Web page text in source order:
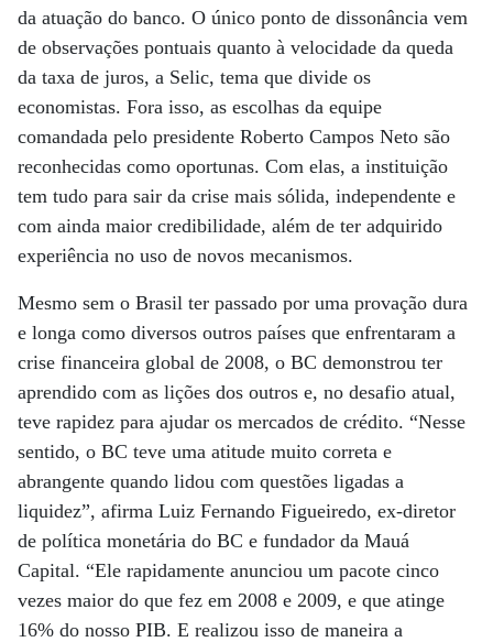
da atuação do banco. O único ponto de dissonância vem
de observações pontuais quanto à velocidade da queda
da taxa de juros, a Selic, tema que divide os
economistas. Fora isso, as escolhas da equipe
comandada pelo presidente Roberto Campos Neto são
reconhecidas como oportunas. Com elas, a instituição
tem tudo para sair da crise mais sólida, independente e
com ainda maior credibilidade, além de ter adquirido
experiência no uso de novos mecanismos.
Mesmo sem o Brasil ter passado por uma provação dura
e longa como diversos outros países que enfrentaram a
crise financeira global de 2008, o BC demonstrou ter
aprendido com as lições dos outros e, no desafio atual,
teve rapidez para ajudar os mercados de crédito. “Nesse
sentido, o BC teve uma atitude muito correta e
abrangente quando lidou com questões ligadas a
liquidez”, afirma Luiz Fernando Figueiredo, ex-diretor
de política monetária do BC e fundador da Mauá
Capital. “Ele rapidamente anunciou um pacote cinco
vezes maior do que fez em 2008 e 2009, e que atinge
16% do nosso PIB. E realizou isso de maneira a